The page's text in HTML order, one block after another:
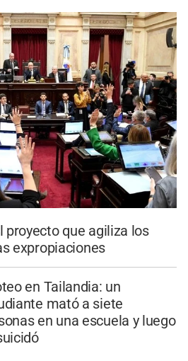
proyecto que agiliza los
expropiaciones
en Tailandia: un
mató a siete
en una escuela y luego